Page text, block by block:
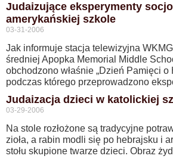
Judaizujące eksperymenty
amerykańskiej szkole
03-31-2006
Jak informuje stacja telewizyjna
średniej Apopka Memorial Middle
obchodzono właśnie „Dzień Pamięci o
podczas którego przeprowadzono
Judaizacja dzieci w katolickiej
03-29-2006
Na stole rozłożone są tradycyjne
zioła, a rabin modli się po hebrajsku i
stołu skupione twarze dzieci. Obraz